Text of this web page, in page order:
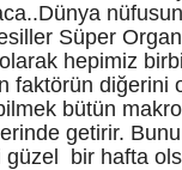
Süper
hepimiz
faktörün diğerini
bütün
getirir.
bir hafta